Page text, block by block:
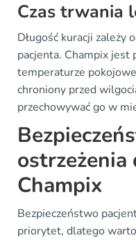
Czas trwania
Długość kuracji zależy
pacjenta. Champix jest
temperaturze
chroniony przed
przechowywać go w
ostrzeżenia
Champix
Bezpieczeństwo
priorytet, dlatego